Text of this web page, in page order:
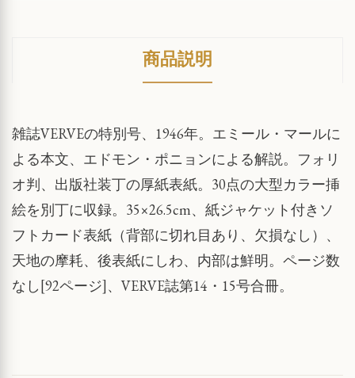
商品説明
雑誌VERVEの特別号、1946年。エミール・マールに
よる本文、エドモン・ポニョンによる解説。フォリ
オ判、出版社装丁の厚紙表紙。30点の大型カラー挿
絵を別丁に収録。35×26.5cm、紙ジャケット付きソ
フトカード表紙（背部に切れ目あり、欠損なし）、
天地の摩耗、後表紙にしわ、内部は鮮明。ページ数
なし[92ページ]、VERVE誌第14・15号合冊。